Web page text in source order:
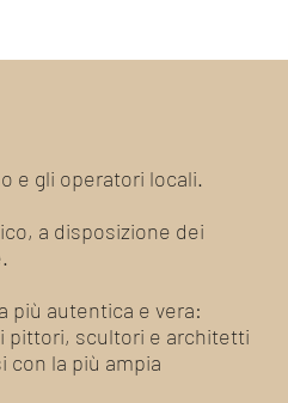
e gli operatori locali.
a disposizione dei
più autentica e vera:
pittori, scultori e architetti
con la più ampia